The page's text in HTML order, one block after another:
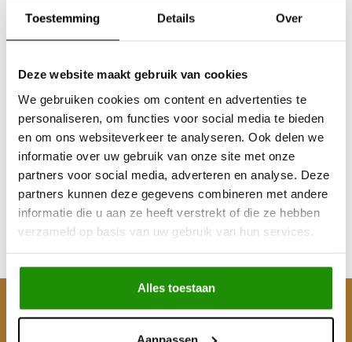
Toestemming Details Over
Deze website maakt gebruik van cookies
We gebruiken cookies om content en advertenties te
personaliseren, om functies voor social media te bieden
en om ons websiteverkeer te analyseren. Ook delen we
informatie over uw gebruik van onze site met onze
partners voor social media, adverteren en analyse. Deze
partners kunnen deze gegevens combineren met andere
informatie die u aan ze heeft verstrekt of die ze hebben
verzameld op basis van uw gebruik van hun services.
Alles toestaan
Aanpassen
MUDTEC DIGITAL TIRE
DEFLATOR
€41,28
Excl. btw
€49,95
Klantenservice